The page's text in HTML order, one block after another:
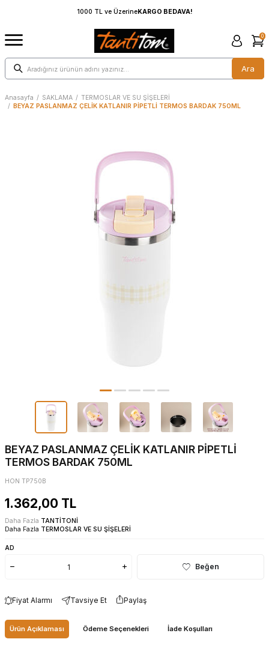
1000 TL ve ÜzerineKARGO BEDAVA!
Ara
0
Anasayfa / SAKLAMA / TERMOSLAR VE SU ŞİŞELERİ
/ BEYAZ PASLANMAZ ÇELİK KATLANIR PİPETLİ TERMOS BARDAK 750ML
BEYAZ PASLANMAZ ÇELİK KATLANIR PİPETLİ
TERMOS BARDAK 750ML
HON TP750B
1.362,00 TL
Daha Fazla TANTİTONİ
Daha Fazla TERMOSLAR VE SU ŞİŞELERİ
AD
Beğen
Fiyat Alarmı Tavsiye Et Paylaş
Ürün Açıklaması Ödeme Seçenekleri İade Koşulları